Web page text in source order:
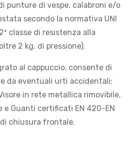
punture di vespe, calabroni e/o
secondo la normativa UNI
classe di resistenza alla
2 kg. di pressione).
al cappuccio, consente di
da eventuali urti accidentali;
in rete metallica rimovibile,
e Guanti certificati EN 420-EN
chiusura frontale.